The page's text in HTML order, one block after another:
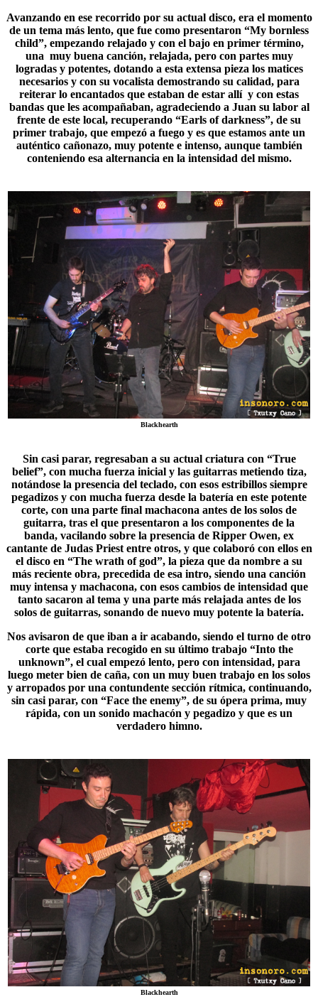
Avanzando en ese recorrido por su actual disco, era el momento
de un tema más lento, que fue como presentaron “My bornless
child”, empezando relajado y con el bajo en primer término,
una muy buena canción, relajada, pero con partes muy
logradas y potentes, dotando a esta extensa pieza los matices
necesarios y con su vocalista demostrando su calidad, para
reiterar lo encantados que estaban de estar allí y con estas
bandas que les acompañaban, agradeciendo a Juan su labor al
frente de este local, recuperando “Earls of darkness”, de su
primer trabajo, que empezó a fuego y es que estamos ante un
auténtico cañonazo, muy potente e intenso, aunque también
conteniendo esa alternancia en la intensidad del mismo.
Blackhearth
Sin casi parar, regresaban a su actual criatura con “True
belief”, con mucha fuerza inicial y las guitarras metiendo tiza,
notándose la presencia del teclado, con esos estribillos siempre
pegadizos y con mucha fuerza desde la batería en este potente
corte, con una parte final machacona antes de los solos de
guitarra, tras el que presentaron a los componentes de la
banda, vacilando sobre la presencia de Ripper Owen, ex
cantante de Judas Priest entre otros, y que colaboró con ellos en
el disco en “The wrath of god”, la pieza que da nombre a su
más reciente obra, precedida de esa intro, siendo una canción
muy intensa y machacona, con esos cambios de intensidad que
tanto sacaron al tema y una parte más relajada antes de los
solos de guitarras, sonando de nuevo muy potente la batería.
Nos avisaron de que iban a ir acabando, siendo el turno de otro
corte que estaba recogido en su último trabajo “Into the
unknown”, el cual empezó lento, pero con intensidad, para
luego meter bien de caña, con un muy buen trabajo en los solos
y arropados por una contundente sección rítmica, continuando,
sin casi parar, con “Face the enemy”, de su ópera prima, muy
rápida, con un sonido machacón y pegadizo y que es un
verdadero himno.
Blackhearth